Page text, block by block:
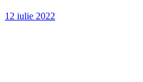
12 iulie 2022